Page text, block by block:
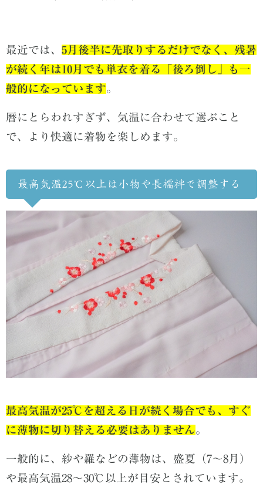
最近では、 5月後半に先取りするだけでなく、残暑
が続く年は10月でも単衣を着る「後ろ倒し」も一
般的になっています。
暦にとらわれすぎず、気温に合わせて選ぶこと
で、より快適に着物を楽しめます。
最高気温25℃以上は小物や長襦袢で調整する
最高気温が25℃を超える日が続く場合でも、すぐ
に薄物に切り替える必要はありません。
一般的に、紗や羅などの薄物は、盛夏（7〜8月）
や最高気温28〜30℃以上が目安とされています。